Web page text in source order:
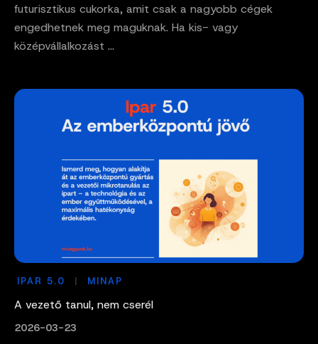
futurisztikus cukorka, amit csak a nagyobb cégek
engedhetnek meg maguknak. Ha kis- vagy
középvállalkozást ...
IPAR 5.0 MINAP
A vezető tanul, nem cserél
2026-03-23